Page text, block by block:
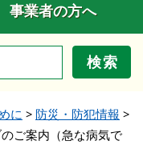
事業者の方へ
検索
に > 防災・防犯情報 >
ご案内（急な病気で